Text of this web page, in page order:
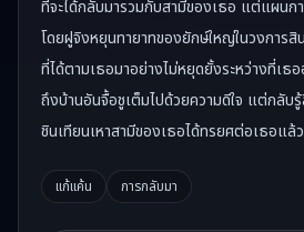
ที่จะได้กลับมารวมกับสามีของเธอ แต่แผนก
โดยฝูจิงหยุนทายาทของยักษ์ใหญ่ในวงการ
ที่ได้ตามเธอมาอย่างไม่หยุดยั้งระหว่างที่เธ
ถึงบ้านอันจื้อชูเต็มไปด้วยความดีใจ แต่กลับ
ชินเทียนเหาสามีของเธอได้ทรยศต่อเธอแล้ว
แก้แค้น การกลับมา